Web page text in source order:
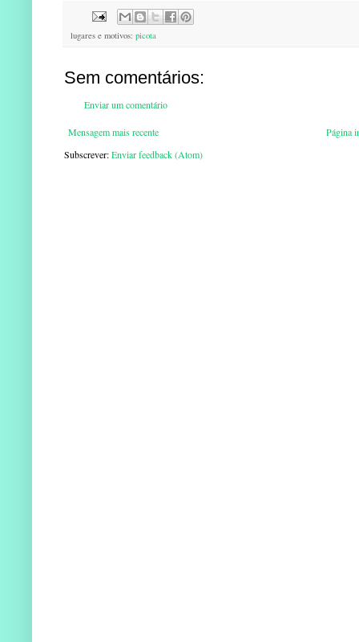
lugares e motivos: picota
Sem comentários:
Enviar um comentário
Mensagem mais recente
Página
Subscrever:Enviar feedback (Atom)